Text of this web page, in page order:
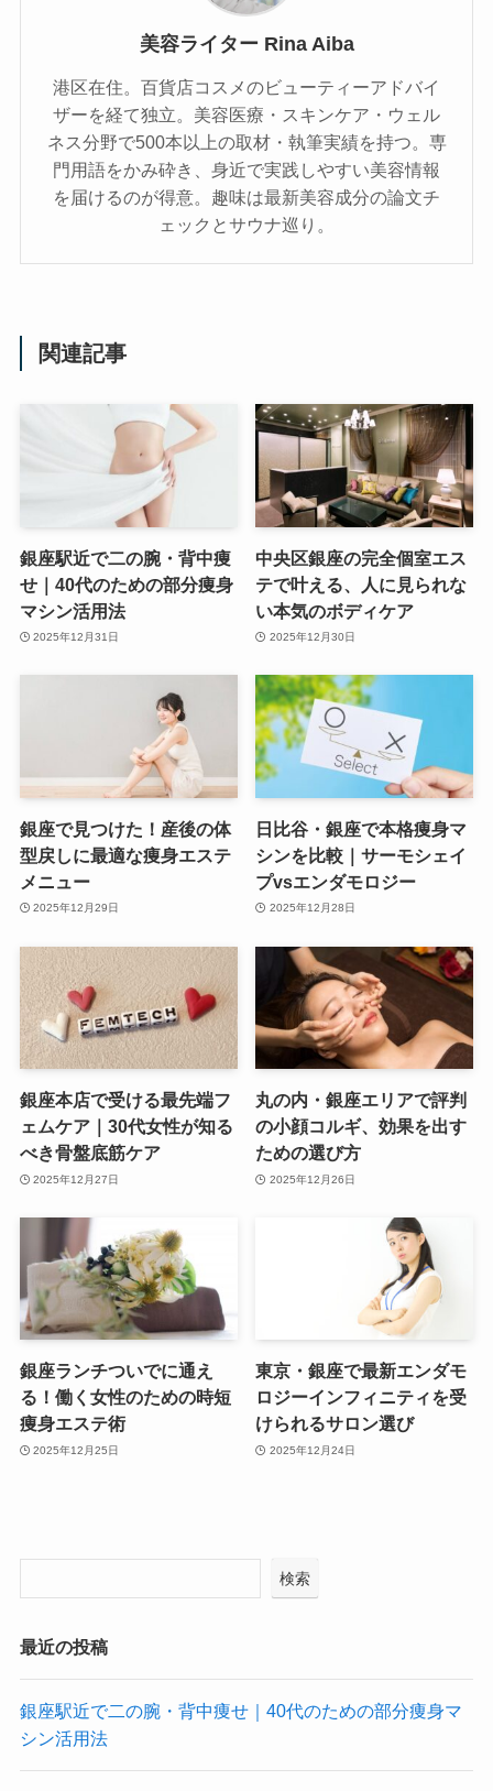
美容ライター Rina Aiba
港区在住。百貨店コスメのビューティーアドバイ
ザーを経て独立。美容医療・スキンケア・ウェル
ネス分野で500本以上の取材・執筆実績を持つ。専
門用語をかみ砕き、⾝近で実践しやすい美容情報
を届けるのが得意。趣味は最新美容成分の論文チ
ェックとサウナ巡り。
関連記事
銀座駅近で二の腕・背中痩
せ｜40代のための部分痩身
マシン活用法
2025年12月31日
中央区銀座の完全個室エス
テで叶える、人に見られな
い本気のボディケア
2025年12月30日
銀座で見つけた！産後の体
型戻しに最適な痩身エステ
メニュー
2025年12月29日
日比谷・銀座で本格痩身マ
シンを比較｜サーモシェイ
プvsエンダモロジー
2025年12月28日
銀座本店で受ける最先端フ
ェムケア｜30代女性が知る
べき骨盤底筋ケア
2025年12月27日
丸の内・銀座エリアで評判
の小顔コルギ、効果を出す
ための選び方
2025年12月26日
銀座ランチついでに通え
る！働く女性のための時短
痩身エステ術
2025年12月25日
東京・銀座で最新エンダモ
ロジーインフィニティを受
けられるサロン選び
2025年12月24日
検索
最近の投稿
銀座駅近で二の腕・背中痩せ｜40代のための部分痩身マ
シン活用法